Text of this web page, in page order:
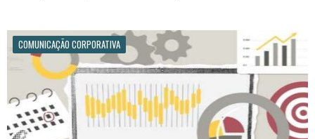
COMUNICAÇÃO CORPORATIVA